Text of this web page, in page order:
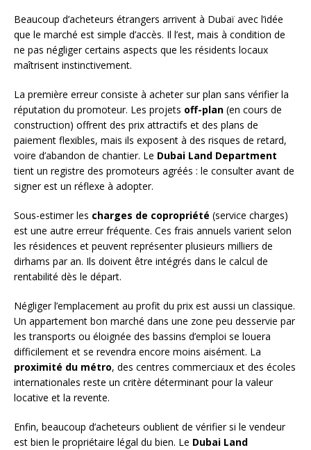
Beaucoup d’acheteurs étrangers arrivent à Dubaï avec l’idée
que le marché est simple d’accès. Il l’est, mais à condition de
ne pas négliger certains aspects que les résidents locaux
maîtrisent instinctivement.
La première erreur consiste à acheter sur plan sans vérifier la
réputation du promoteur. Les projets off-plan (en cours de
construction) offrent des prix attractifs et des plans de
paiement flexibles, mais ils exposent à des risques de retard,
voire d’abandon de chantier. Le Dubai Land Department
tient un registre des promoteurs agréés : le consulter avant de
signer est un réflexe à adopter.
Sous-estimer les charges de copropriété (service charges)
est une autre erreur fréquente. Ces frais annuels varient selon
les résidences et peuvent représenter plusieurs milliers de
dirhams par an. Ils doivent être intégrés dans le calcul de
rentabilité dès le départ.
Négliger l’emplacement au profit du prix est aussi un classique.
Un appartement bon marché dans une zone peu desservie par
les transports ou éloignée des bassins d’emploi se louera
difficilement et se revendra encore moins aisément. La
proximité du métro, des centres commerciaux et des écoles
internationales reste un critère déterminant pour la valeur
locative et la revente.
Enfin, beaucoup d’acheteurs oublient de vérifier si le vendeur
est bien le propriétaire légal du bien. Le Dubai Land